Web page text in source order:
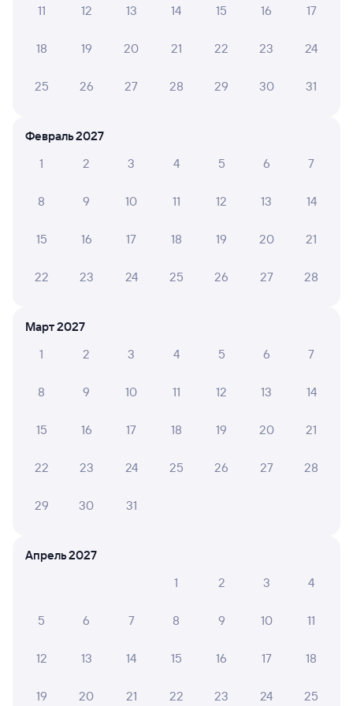
Железнодорожные билеты до Нового
11 12 13 14 15 16 17
18 19 20 21 22 23 24
25 26 27 28 29 30 31
Февраль 2027
1
2 3 4 5 6 7
8 9 10 11 12 13 14
15 16 17 18 19 20 21
22 23 24 25 26 27 28
Март 2027
1
2 3 4 5 6 7
8 9 10 11 12 13 14
15 16 17 18 19 20 21
22 23 24 25 26 27 28
29 30 31
Апрель 2027
1
2 3 4
5 6 7 8 9 10 11
12 13 14 15 16 17 18
19 20 21 22 23 24 25